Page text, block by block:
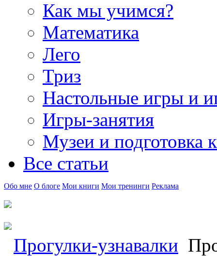
Как мы учимся?
Математика
Лего
Триз
Настольные игры и
Игры-занятия
Музеи и подготовка
Все статьи
Обо мне О блоге Мои книги Мои тренинги Реклама
Прогулки-узнавалки